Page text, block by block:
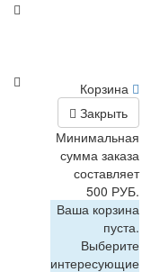
Корзина
Закрыть
Минимальная
сумма заказа
составляет
500 РУБ.
Ваша корзина
пуста.
Выберите
интересующие